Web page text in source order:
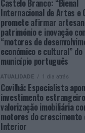
Castelo Branco: “Bienal
Internacional de Artes e
promete afirmar
património e inovação
“motores de
económico e cultural” do
município português
ATUALIDADE 1 dia atrás
Covilhã: Especialista
investimento
valorização imobiliária
motores do crescimento
Interior